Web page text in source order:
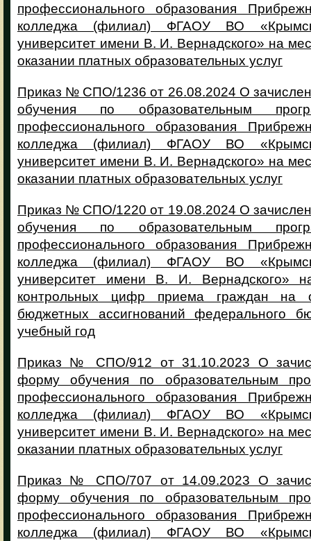
профессионального образования
колледжа (филиал) ФГАОУ ВО
университет имени В. И. Вернадского» на
оказании платных образовательных услуг
Приказ № СПО/1236 от 26.08.2024 О
обучения по образовательным
профессионального образования
колледжа (филиал) ФГАОУ ВО
университет имени В. И. Вернадского» на
оказании платных образовательных услуг
Приказ № СПО/1220 от 19.08.2024 О
обучения по образовательным
профессионального образования
колледжа (филиал) ФГАОУ ВО
университет имени В. И. Вернадского»
контрольных цифр приема граждан на
бюджетных ассигнований федерального
учебный год
Приказ № СПО/912 от 31.10.2023 О
форму обучения по образовательным
профессионального образования
колледжа (филиал) ФГАОУ ВО
университет имени В. И. Вернадского» на
оказании платных образовательных услуг
Приказ № СПО/707 от 14.09.2023 О
форму обучения по образовательным
профессионального образования
колледжа (филиал) ФГАОУ ВО